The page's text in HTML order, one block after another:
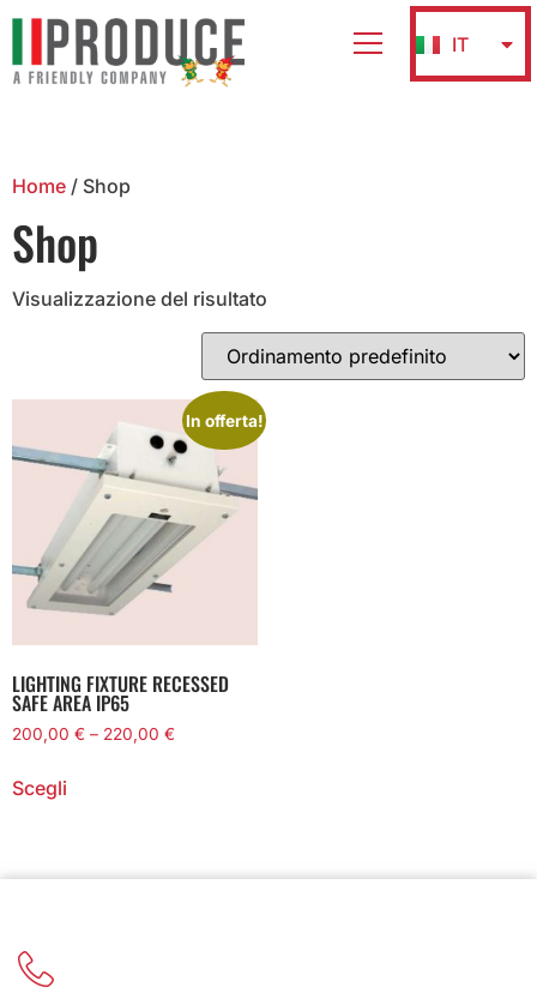
IT
EN
Home / Shop
Shop
Visualizzazione del risultato
In offerta!
LIGHTING FIXTURE RECESSED
SAFE AREA IP65
200,00 € – 220,00 €
Scegli